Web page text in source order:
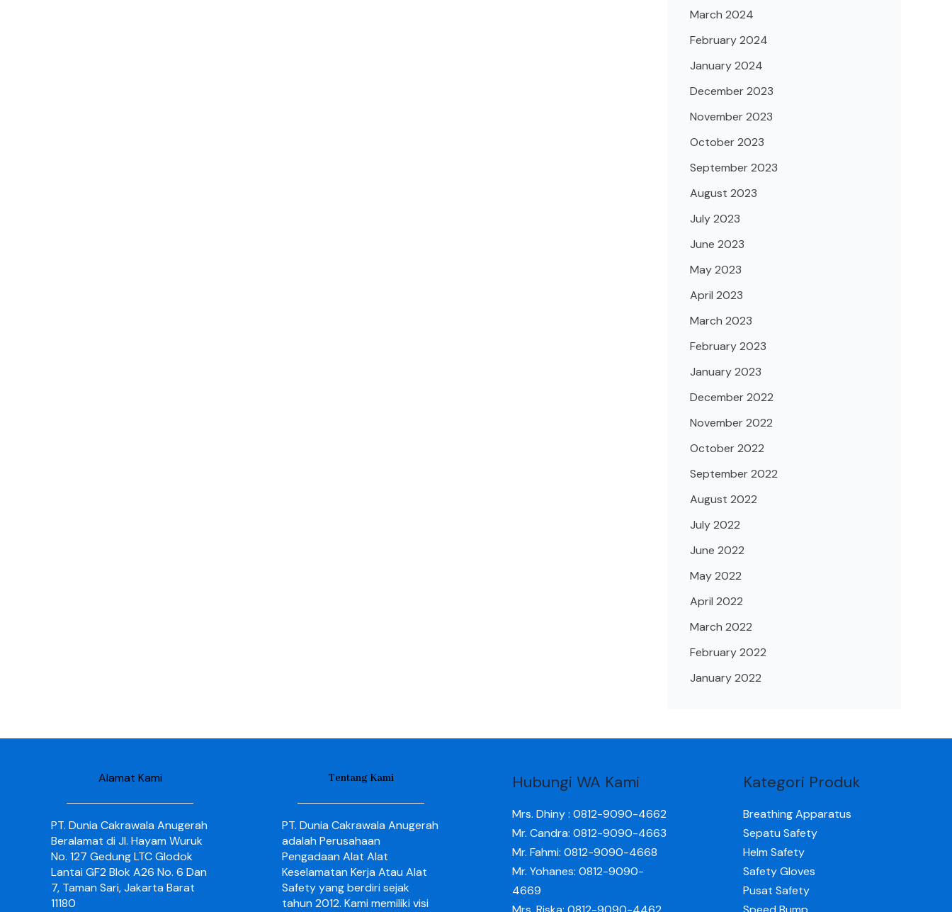
March 2024
February 2024
January 2024
December 2023
November 2023
October 2023
September 2023
August 2023
July 2023
June 2023
May 2023
April 2023
March 2023
February 2023
January 2023
December 2022
November 2022
October 2022
September 2022
August 2022
July 2022
June 2022
May 2022
April 2022
March 2022
February 2022
January 2022
Alamat Kami
PT. Dunia Cakrawala Anugerah
Beralamat di Jl. Hayam Wuruk
No. 127 Gedung LTC Glodok
Lantai GF2 Blok A26 No. 6 Dan
7, Taman Sari, Jakarta Barat
11180
Tentang Kami
PT. Dunia Cakrawala Anugerah
adalah Perusahaan
Pengadaan Alat Alat
Keselamatan Kerja Atau Alat
Safety yang berdiri sejak
tahun 2012. Kami memiliki visi
Hubungi WA Kami
Mrs. Dhiny : 0812-9090-4662
Mr. Candra: 0812-9090-4663
Mr. Fahmi: 0812-9090-4668
Mr. Yohanes: 0812-9090-
4669
Kategori Produk
Breathing Apparatus
Sepatu Safety
Helm Safety
Safety Gloves
Pusat Safety